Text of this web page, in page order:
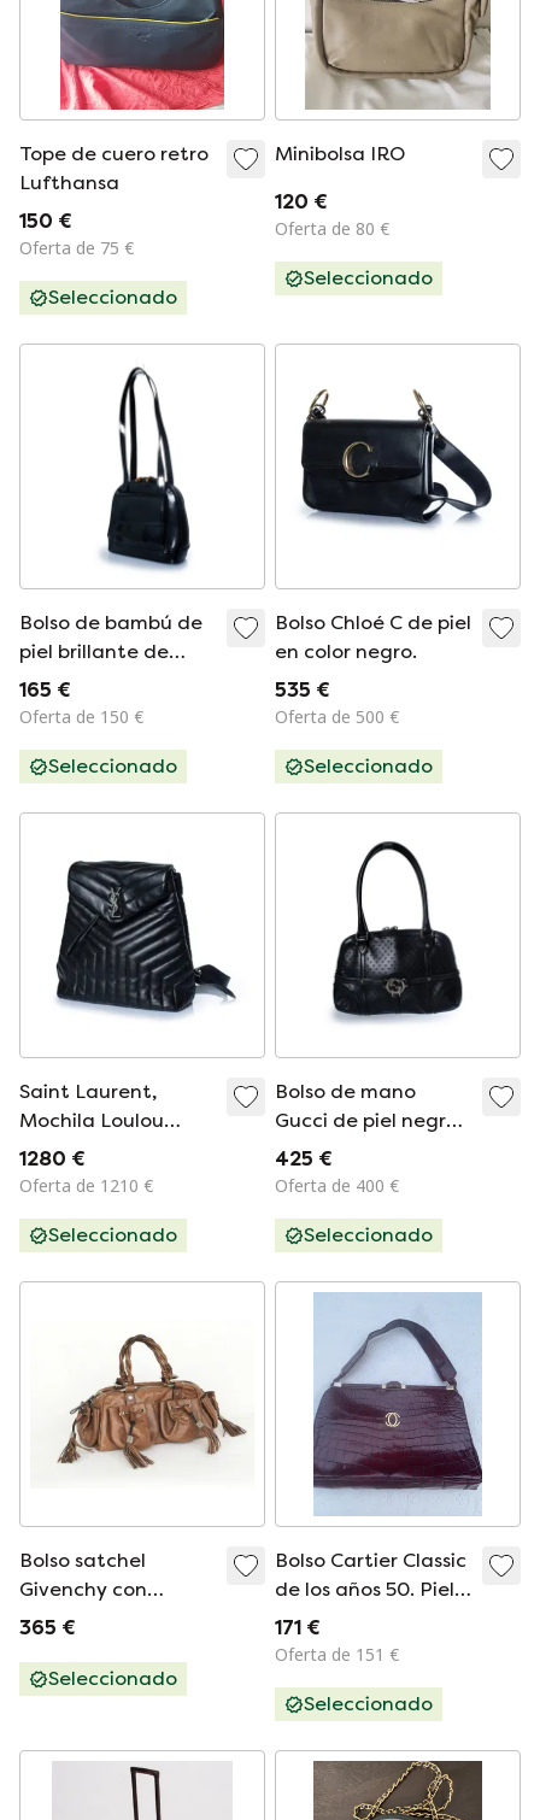
Tope de cuero retro
Lufthansa
150 €
Oferta de 75 €
Seleccionado
Minibolsa IRO
120 €
Oferta de 80 €
Seleccionado
Bolso de bambú de
piel brillante de
Gucci en color
negro.
165 €
Oferta de 150 €
Seleccionado
Bolso Chloé C de piel
en color negro.
535 €
Oferta de 500 €
Seleccionado
Saint Laurent,
Mochila Loulou
Matelasse Chevron
1280 €
Oferta de 1210 €
Seleccionado
Bolso de mano
Gucci de piel negra
perforada con el
logo GG.
425 €
Oferta de 400 €
Seleccionado
Bolso satchel
Givenchy con
múltiples bolsillos
365 €
Seleccionado
Bolso Cartier Classic
de los años 50. Piel
de alta calidad.
171 €
Oferta de 151 €
Seleccionado